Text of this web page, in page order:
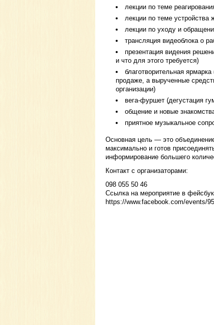
лекции по теме
лекции по теме устройства
лекции по уходу и
трансляция видеоблока о
презентация видения
и что для этого требуется)
благотворительная
продаже, а вырученные
организации)
вега-фуршет (дегустация
общение и новые
приятное музыкальное
Основная цель — это
максимально и готов
информирование большего
Контакт с организаторами:
098 055 50 46
Ссылка на мероприятие в
https://www.facebook.com/events/